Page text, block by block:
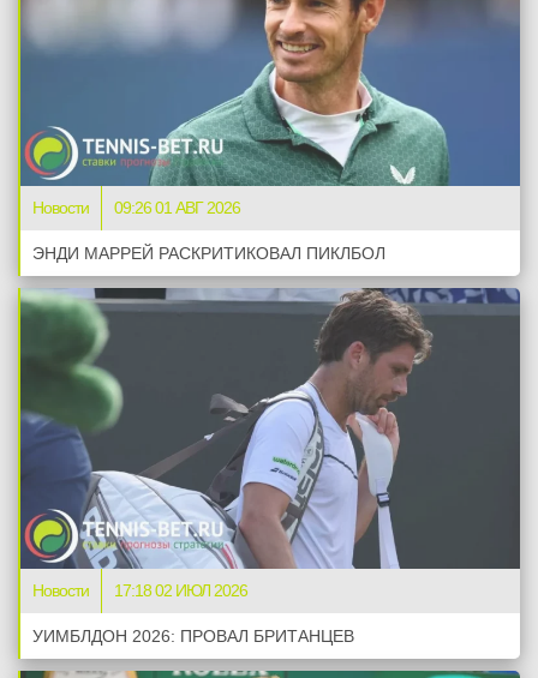
Новости 09:26 01 АВГ 2026
ЭНДИ МАРРЕЙ РАСКРИТИКОВАЛ ПИКЛБОЛ
Новости 17:18 02 ИЮЛ 2026
УИМБЛДОН 2026: ПРОВАЛ БРИТАНЦЕВ